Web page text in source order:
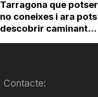
Tarragona que potser
no coneixes i ara pots
descobrir caminant...
Contacte: